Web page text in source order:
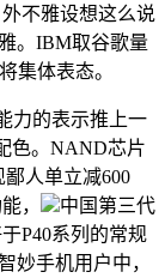
不雅设想这么说
。IBM取谷歌量
集体表态。
的表示推上一
色。NAND芯片
人单立减600
，
中国第三代
P40系列的常规
妙手机用户中，